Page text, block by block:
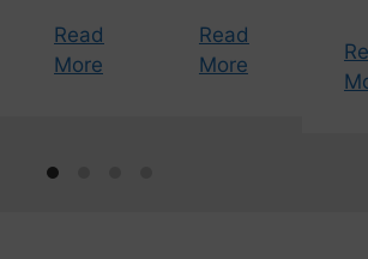
Read
More
Read
More